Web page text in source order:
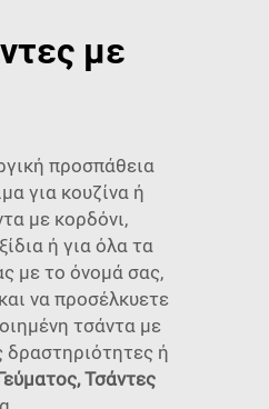
με
προσπάθεια
για κουζίνα ή
με κορδόνι,
ή για όλα τα
με το όνομά σας,
να προσέλκυετε
τσάντα με
δραστηριότητες ή
Τσάντες